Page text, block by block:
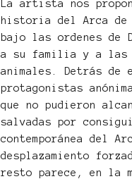
La artista nos
historia del Arca de
bajo las ordenes
a su familia y a las
animales. Detrás de
protagonistas
que no pudieron
salvadas por
contemporánea del
desplazamiento
resto parece, en la